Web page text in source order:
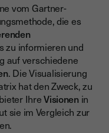
vom Gartner-
die es
zu informieren und
auf verschiedene
. Die Visualisierung
hat den Zweck, zu
IhreVisionenin
sie im Vergleich zur